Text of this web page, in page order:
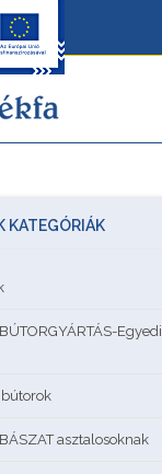
KATEGÓRIÁK
Egyedi
bútorok
asztalosoknak